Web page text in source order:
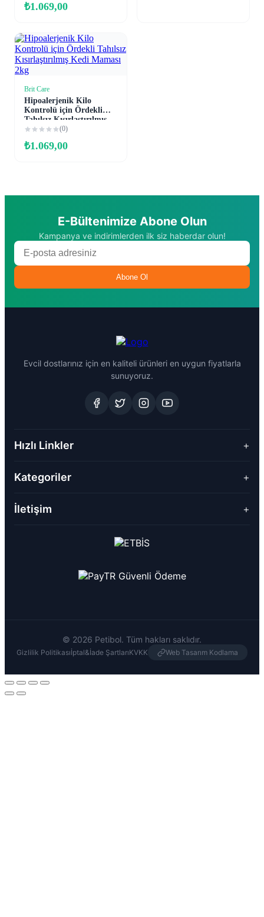
₺1.069,00
Brit Care
Hipoalerjenik Kilo
Kontrolü için Ördekli
Tahılsız Kısırlaştırılmış
Kedi Maması 2kg
(0)
₺1.069,00
E-Bültenimize Abone Olun
Kampanya ve indirimlerden ilk siz haberdar olun!
Abone Ol
Evcil dostlarınız için en kaliteli ürünleri en uygun fiyatlarla
sunuyoruz.
Hızlı Linkler +
Kategoriler +
İletişim +
© 2026 Petibol. Tüm hakları saklıdır.
Gizlilik Politikasıİptal&İade ŞartlarıKVKK Web Tasarım Kodlama